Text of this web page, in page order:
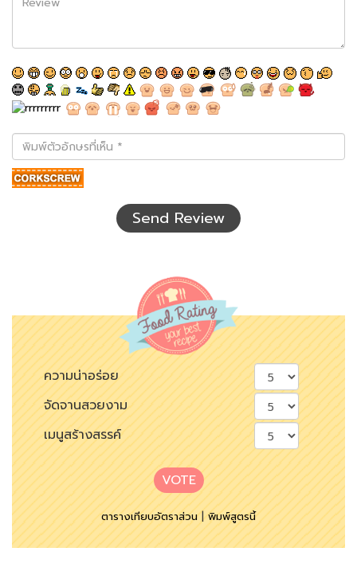
พิมพ์
ตัว
อักษร
ที่
Send Review
ความน่าอร่อย
จัดจานสวยงาม
เมนูสร้างสรรค์
VOTE
ตารางเทียบอัตราส่วน|พิมพ์สูตรนี้